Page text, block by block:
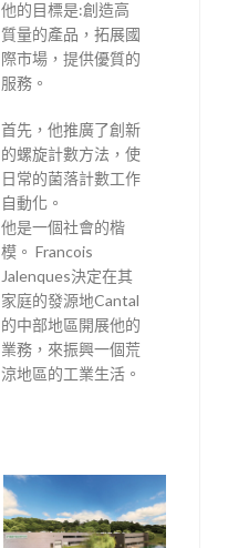
他的目標是:創造高
質量的產品，拓展國
際市場，提供優質的
服務。
首先，他推廣了創新
的螺旋計數方法，使
日常的菌落計數工作
自動化。
他是一個社會的楷
模。 Francois
Jalenques決定在其
家庭的發源地Cantal
的中部地區開展他的
業務，來振興一個荒
涼地區的工業生活。